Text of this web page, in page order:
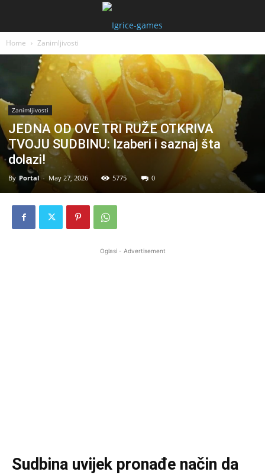
Home Zanimljivosti
Zanimljivosti
JEDNA OD OVE TRI RUŽE OTKRIVA
TVOJU SUDBINU: Izaberi i saznaj šta
dolazi!
By Portal - May 27, 2026 5775 0
Oglasi - Advertisement
Sudbina uvijek pronađe način da